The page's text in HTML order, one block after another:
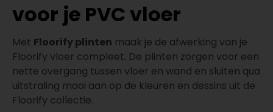
voor je PVC vloer
Met Floorify plinten maak je de afwerking van je
Floorify vloer compleet. De plinten zorgen voor een
nette overgang tussen vloer en wand en sluiten qua
uitstraling mooi aan op de kleuren en dessins uit de
Floorify collectie.